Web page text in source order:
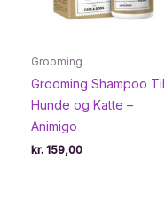
Grooming
Grooming Shampoo Til
Hunde og Katte –
Animigo
kr. 159,00